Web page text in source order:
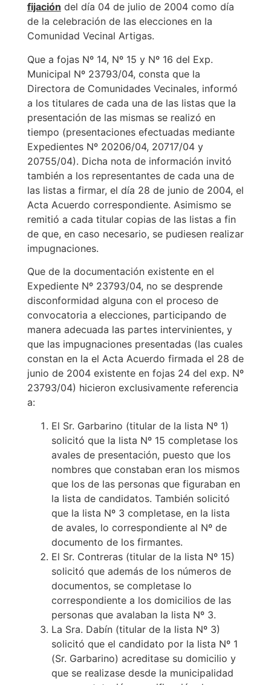
fijación del día 04 de julio de 2004 como día
de la celebración de las elecciones en la
Comunidad Vecinal Artigas.
Que a fojas Nº 14, Nº 15 y Nº 16 del Exp.
Municipal Nº 23793/04, consta que la
Directora de Comunidades Vecinales, informó
a los titulares de cada una de las listas que la
presentación de las mismas se realizó en
tiempo (presentaciones efectuadas mediante
Expedientes Nº 20206/04, 20717/04 y
20755/04). Dicha nota de información invitó
también a los representantes de cada una de
las listas a firmar, el día 28 de junio de 2004, el
Acta Acuerdo correspondiente. Asimismo se
remitió a cada titular copias de las listas a fin
de que, en caso necesario, se pudiesen realizar
impugnaciones.
Que de la documentación existente en el
Expediente Nº 23793/04, no se desprende
disconformidad alguna con el proceso de
convocatoria a elecciones, participando de
manera adecuada las partes intervinientes, y
que las impugnaciones presentadas (las cuales
constan en la el Acta Acuerdo firmada el 28 de
junio de 2004 existente en fojas 24 del exp. Nº
23793/04) hicieron exclusivamente referencia
a:
El Sr. Garbarino (titular de la lista Nº 1)
solicitó que la lista Nº 15 completase los
avales de presentación, puesto que los
nombres que constaban eran los mismos
que los de las personas que figuraban en
la lista de candidatos. También solicitó
que la lista Nº 3 completase, en la lista
de avales, lo correspondiente al Nº de
documento de los firmantes.
El Sr. Contreras (titular de la lista Nº 15)
solicitó que además de los números de
documentos, se completase lo
correspondiente a los domicilios de las
personas que avalaban la lista Nº 3.
La Sra. Dabín (titular de la lista Nº 3)
solicitó que el candidato por la lista Nº 1
(Sr. Garbarino) acreditase su domicilio y
que se realizase desde la municipalidad